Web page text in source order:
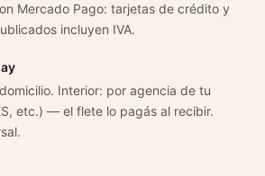
Mercado Pago: tarjetas de crédito y
incluyen IVA.
Interior: por agencia de tu
etc.) — el flete lo pagás al recibir.